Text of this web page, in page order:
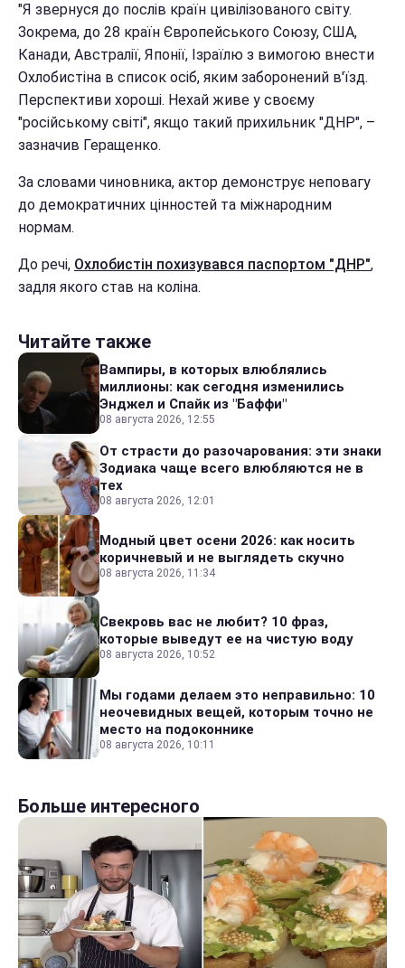
"Я звернуся до послів країн цивілізованого світу.
Зокрема, до 28 країн Європейського Союзу, США,
Канади, Австралії, Японії, Ізраїлю з вимогою внести
Охлобистіна в список осіб, яким заборонений в'їзд.
Перспективи хороші. Нехай живе у своєму
"російському світі", якщо такий прихильник "ДНР", –
зазначив Геращенко.
За словами чиновника, актор демонструє неповагу
до демократичних цінностей та міжнародним
нормам.
До речі, Охлобистін похизувався паспортом "ДНР",
задля якого став на коліна.
Читайте также
Вампиры, в которых влюблялись
миллионы: как сегодня изменились
Энджел и Спайк из "Баффи"
08 августа 2026, 12:55
От страсти до разочарования: эти знаки
Зодиака чаще всего влюбляются не в
тех
08 августа 2026, 12:01
Модный цвет осени 2026: как носить
коричневый и не выглядеть скучно
08 августа 2026, 11:34
Свекровь вас не любит? 10 фраз,
которые выведут ее на чистую воду
08 августа 2026, 10:52
Мы годами делаем это неправильно: 10
неочевидных вещей, которым точно не
место на подоконнике
08 августа 2026, 10:11
Больше интересного